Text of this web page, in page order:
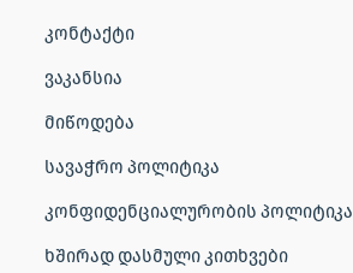
კონტაქტი
ვაკანსია
მიწოდება
სავაჭრო პოლიტიკა
კონფიდენციალურობის პოლიტიკა
ხშირად დასმული კითხვები